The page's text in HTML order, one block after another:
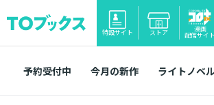
特設サイト ストア 漫画
配信サイト
予約受付中 今月の新作 ライトノベ